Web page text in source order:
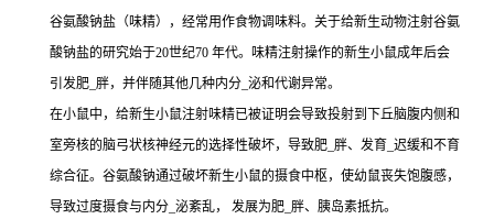
谷氨酸钠盐（味精），经常用作食物调味料。关于给新生动物注射谷氨
酸钠盐的研究始于20世纪70 年代。味精注射操作的新生小鼠成年后会
引发肥_胖，并伴随其他几种内分_泌和代谢异常。
在小鼠中，给新生小鼠注射味精已被证明会导致投射到下丘脑腹内侧和
室旁核的脑弓状核神经元的选择性破坏，导致肥_胖、发育_迟缓和不育
综合征。谷氨酸钠通过破坏新生小鼠的摄食中枢，使幼鼠丧失饱腹感，
导致过度摄食与内分_泌紊乱， 发展为肥_胖、胰岛素抵抗。